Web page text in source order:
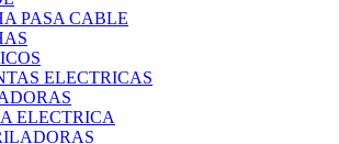
PASA CABLE
ELECTRICAS
ELECTRICA